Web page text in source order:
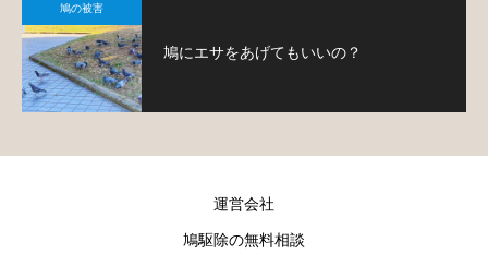
鳩の被害
鳩にエサをあげてもいいの？
運営会社
鳩駆除の無料相談